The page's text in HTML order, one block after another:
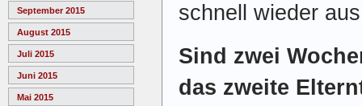
September 2015
August 2015
Juli 2015
Juni 2015
Mai 2015
schnell wieder
Sind zwei
das zweite